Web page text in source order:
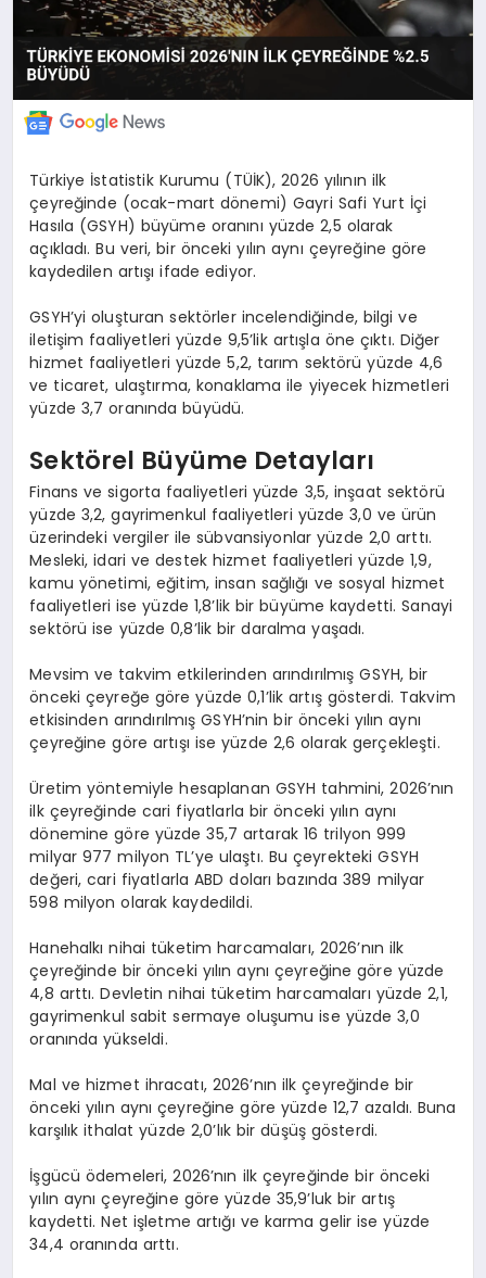
ILETİŞİM
KÜNYE
Türkiye İstatistik Kurumu (TÜİK), 2026 yılının ilk
çeyreğinde (ocak-mart dönemi) Gayri Safi Yurt İçi
Hasıla (GSYH) büyüme oranını yüzde 2,5 olarak
açıkladı. Bu veri, bir önceki yılın aynı çeyreğine göre
kaydedilen artışı ifade ediyor.
GSYH’yi oluşturan sektörler incelendiğinde, bilgi ve
iletişim faaliyetleri yüzde 9,5’lik artışla öne çıktı. Diğer
hizmet faaliyetleri yüzde 5,2, tarım sektörü yüzde 4,6
ve ticaret, ulaştırma, konaklama ile yiyecek hizmetleri
yüzde 3,7 oranında büyüdü.
Sektörel Büyüme Detayları
Finans ve sigorta faaliyetleri yüzde 3,5, inşaat sektörü
yüzde 3,2, gayrimenkul faaliyetleri yüzde 3,0 ve ürün
üzerindeki vergiler ile sübvansiyonlar yüzde 2,0 arttı.
Mesleki, idari ve destek hizmet faaliyetleri yüzde 1,9,
kamu yönetimi, eğitim, insan sağlığı ve sosyal hizmet
faaliyetleri ise yüzde 1,8’lik bir büyüme kaydetti. Sanayi
sektörü ise yüzde 0,8’lik bir daralma yaşadı.
Mevsim ve takvim etkilerinden arındırılmış GSYH, bir
önceki çeyreğe göre yüzde 0,1’lik artış gösterdi. Takvim
etkisinden arındırılmış GSYH’nin bir önceki yılın aynı
çeyreğine göre artışı ise yüzde 2,6 olarak gerçekleşti.
Üretim yöntemiyle hesaplanan GSYH tahmini, 2026’nın
ilk çeyreğinde cari fiyatlarla bir önceki yılın aynı
dönemine göre yüzde 35,7 artarak 16 trilyon 999
milyar 977 milyon TL’ye ulaştı. Bu çeyrekteki GSYH
değeri, cari fiyatlarla ABD doları bazında 389 milyar
598 milyon olarak kaydedildi.
Hanehalkı nihai tüketim harcamaları, 2026’nın ilk
çeyreğinde bir önceki yılın aynı çeyreğine göre yüzde
4,8 arttı. Devletin nihai tüketim harcamaları yüzde 2,1,
gayrimenkul sabit sermaye oluşumu ise yüzde 3,0
oranında yükseldi.
Mal ve hizmet ihracatı, 2026’nın ilk çeyreğinde bir
önceki yılın aynı çeyreğine göre yüzde 12,7 azaldı. Buna
karşılık ithalat yüzde 2,0’lık bir düşüş gösterdi.
İşgücü ödemeleri, 2026’nın ilk çeyreğinde bir önceki
yılın aynı çeyreğine göre yüzde 35,9’luk bir artış
kaydetti. Net işletme artığı ve karma gelir ise yüzde
34,4 oranında arttı.